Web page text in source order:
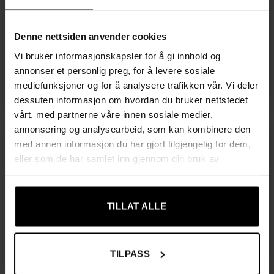
Denne nettsiden anvender cookies
Vi bruker informasjonskapsler for å gi innhold og
annonser et personlig preg, for å levere sosiale
mediefunksjoner og for å analysere trafikken vår. Vi deler
dessuten informasjon om hvordan du bruker nettstedet
vårt, med partnerne våre innen sosiale medier,
annonsering og analysearbeid, som kan kombinere den
med annen informasjon du har gjort tilgjengelig for dem,
eller som de har samlet inn gjennom din bruk av
TILLAT ALLE
TILPASS
BARSTOLER
Knappe Design og Optimal
Komfort – Sett med 2 – 32
1319,00kr
BARSTOLER
– Greige, justerbar
setehøyde 73 cm
1599,00kr
UTSOLGT UTSOLGT
BARSTOLER